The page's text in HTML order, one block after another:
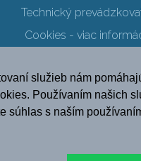
služieb nám
Používaním našich
súhlas s naším
Technický
Cookies - viac
Ochrana osobných
SK EN DE
PL